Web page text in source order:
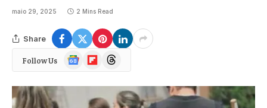
maio 29, 2025 2 Mins Read
Share
Follow Us
Google
News
FlipboardThreads